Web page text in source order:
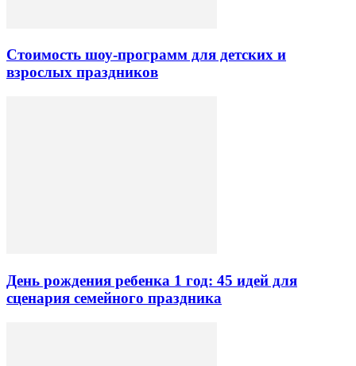
Стоимость шоу-программ для детских и
взрослых праздников
День рождения ребенка 1 год: 45 идей для
сценария семейного праздника